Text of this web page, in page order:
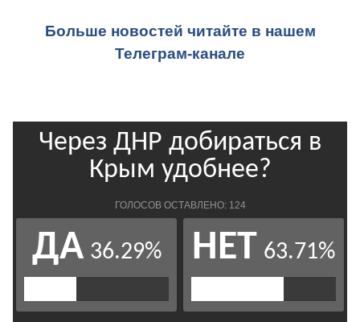
Больше новостей читайте в нашем
Телеграм-канале